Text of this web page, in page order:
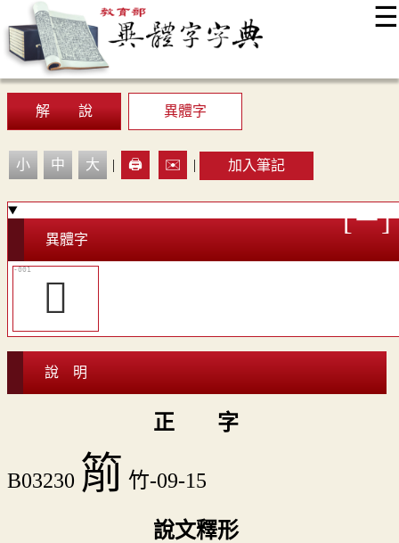
☰
最新消息
顯示模式
網站導覽
解 說
異體字
小 中 大 | 🖨️ ✉️ | 加入筆記
異體字
󸏛
說 明
正 字
B03230 箾 竹-09-15
說文釋形